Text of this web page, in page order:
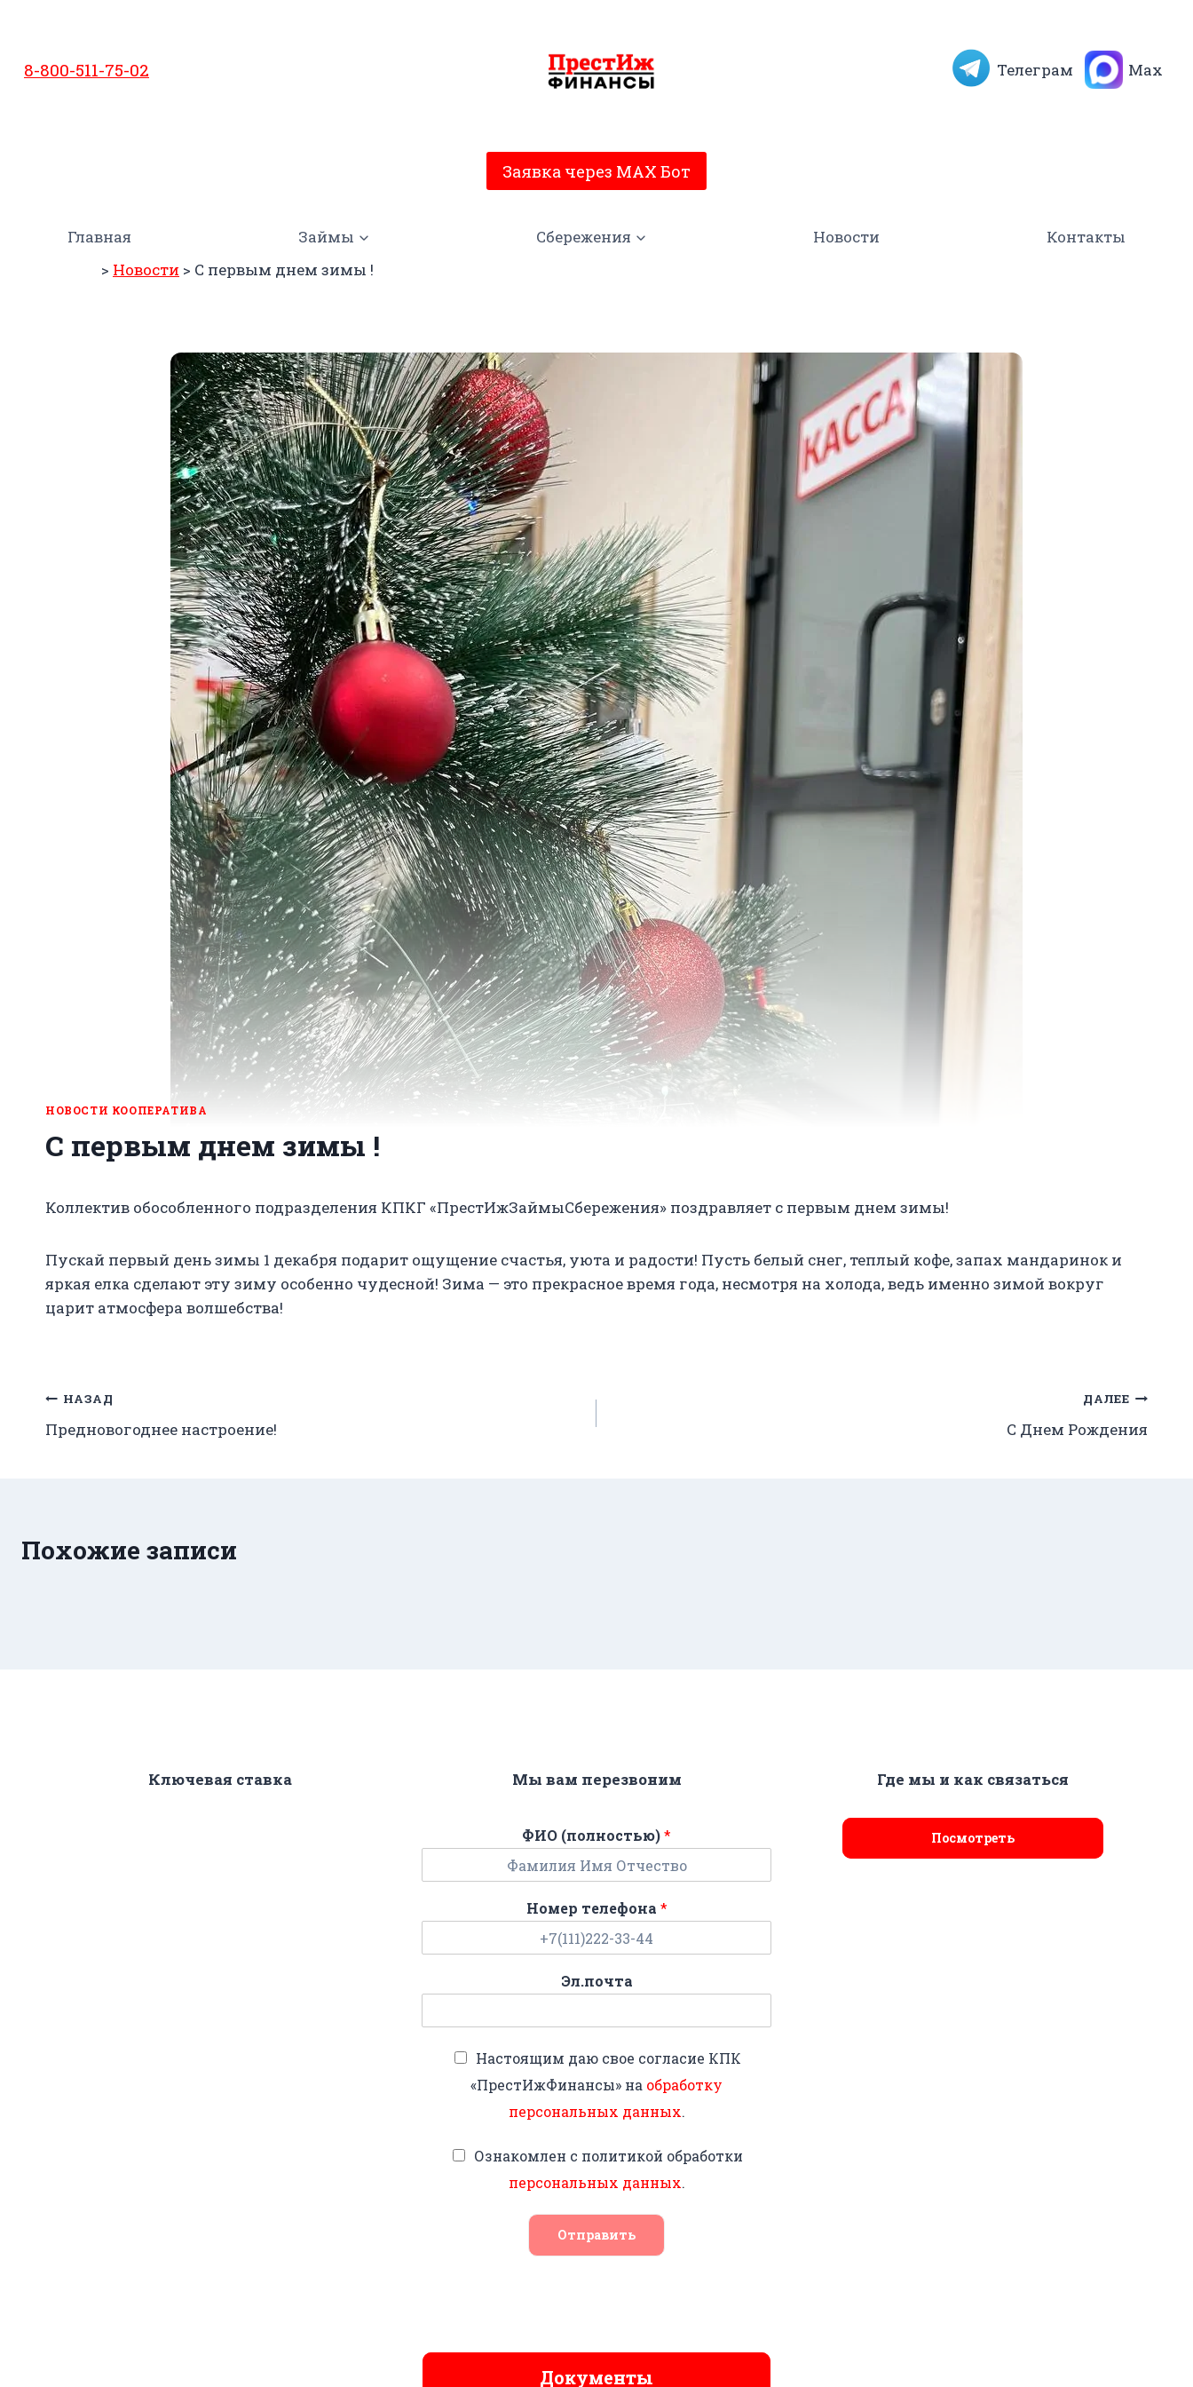
содержимому
8-800-511-75-02 Телеграм Max
Заявка через MAX Бот
Главная Займы Сбережения Новости
Контакты
> Новости > С первым днем зимы !
НОВОСТИ КООПЕРАТИВА
С первым днем зимы !
Коллектив обособленного подразделения КПКГ «ПрестИжЗаймыСбережения» поздравляет с первым днем зимы!
Пускай первый день зимы 1 декабря подарит ощущение счастья, уюта и радости! Пусть белый снег, теплый кофе, запах мандаринок и
яркая елка сделают эту зиму особенно чудесной! Зима — это прекрасное время года, несмотря на холода, ведь именно зимой вокруг
царит атмосфера волшебства!
Навигация
по
НАЗАД
Предновогоднее настроение!
ДАЛЕЕ
C Днем Рождения
Похожие записи
Ключевая ставка Мы вам перезвоним
ФИО (полностью)*
Номер телефона *
Эл.почта
Настоящим даю свое согласие КПК
«ПрестИжФинансы» на обработку
персональных данных.
Ознакомлен с политикой обработки
персональных данных.
Отправить
Где мы и как связаться
Посмотреть
Документы